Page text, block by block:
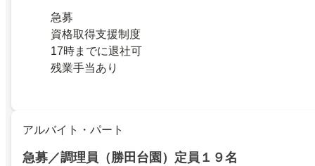
急募
資格取得支援制度
17時までに退社可
残業手当あり
アルバイト・パート
急募／調理員（勝田台園）定員１９名